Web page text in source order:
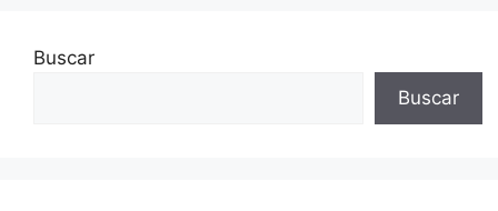
Buscar
Buscar